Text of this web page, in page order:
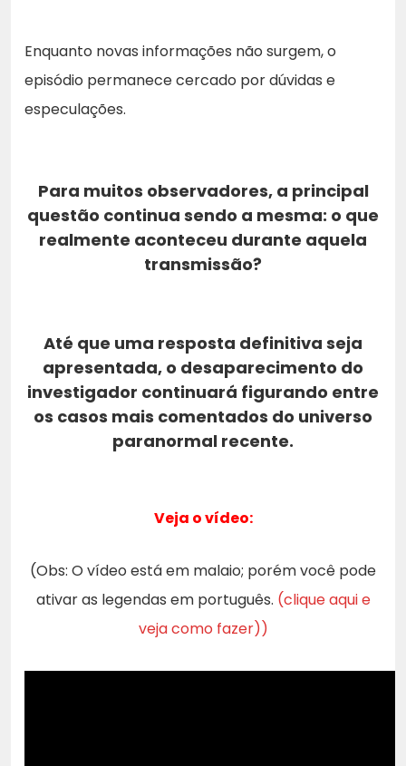
Enquanto novas informações não surgem, o
episódio permanece cercado por dúvidas e
especulações.
Para muitos observadores, a principal
questão continua sendo a mesma: o que
realmente aconteceu durante aquela
transmissão?
Até que uma resposta definitiva seja
apresentada, o desaparecimento do
investigador continuará figurando entre
os casos mais comentados do universo
paranormal recente.
Veja o vídeo:
(Obs: O vídeo está em malaio; porém você pode
ativar as legendas em português. (clique aqui e
veja como fazer))